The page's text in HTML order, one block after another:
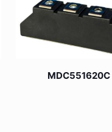
MDC551620C